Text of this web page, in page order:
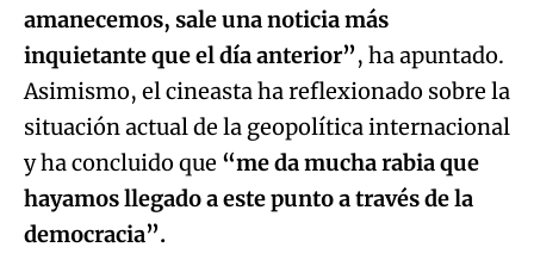
amanecemos, sale una noticia más
inquietante que el día anterior”, ha apuntado.
Asimismo, el cineasta ha reflexionado sobre la
situación actual de la geopolítica internacional
y ha concluido que “me da mucha rabia que
hayamos llegado a este punto a través de la
democracia”.